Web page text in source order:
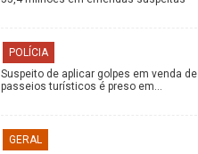
POLÍCIA
Suspeito de aplicar golpes em venda de
passeios turísticos é preso em…
GERAL